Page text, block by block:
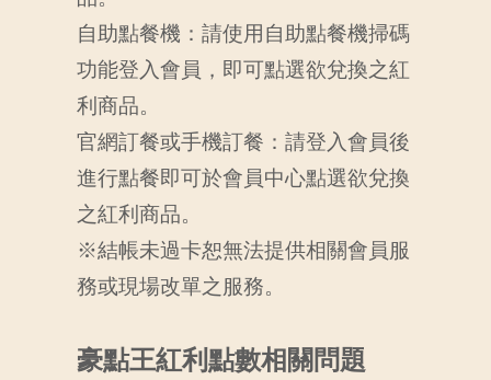
自助點餐機：請使用自助點餐機掃碼
功能登入會員，即可點選欲兌換之紅
利商品。
官網訂餐或手機訂餐：請登入會員後
進行點餐即可於會員中心點選欲兌換
之紅利商品。
※結帳未過卡恕無法提供相關會員服
務或現場改單之服務。
豪點王紅利點數相關問題